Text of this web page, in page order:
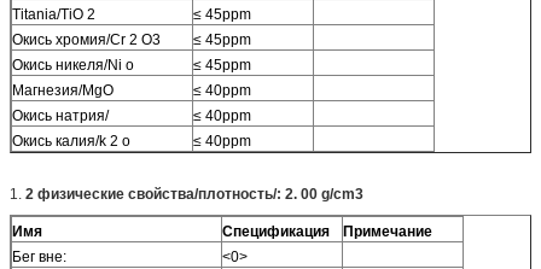
Titania/TiO 2
≤ 45ppm
Окись хромия/Cr 2 O3
≤ 45ppm
Окись никеля/Ni o
≤ 45ppm
Магнезия/MgO
≤ 40ppm
Окись натрия/
≤ 40ppm
Окись калия/k 2 o
≤ 40ppm
1. 2 физические свойства/плотность/: 2. 00 g/cm3
Имя Спецификация
Примечание
Бег вне:
<0>